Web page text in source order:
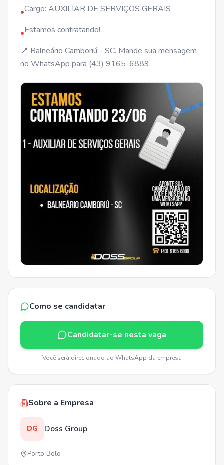
•Cargo: AUXILIAR DE SERVIÇOS GERAIS
•Estamos contratando!
📍 Balneário Camboriú - SC. Mande sua mensagem
no WhatsApp para (43) 9165-6889.
Como se candidatar
Candidatar-se nesta vaga
Você será direcionado ao WhatsApp da empresa
Sobre a Empresa
DG Doss Group
Porto Belo